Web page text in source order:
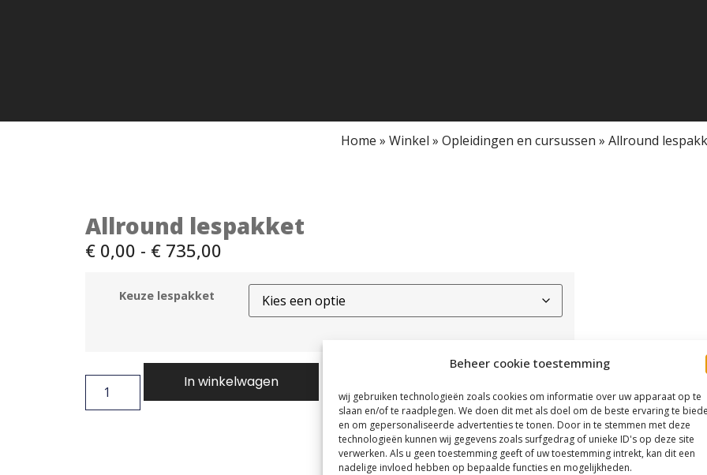
Beheer cookie toestemming
wij gebruiken technologieën zoals cookies om informatie over uw apparaat op te
slaan en/of te raadplegen. We doen dit met als doel om de beste ervaring te
en om gepersonaliseerde advertenties te tonen. Door in te stemmen met deze
technologieën kunnen wij gegevens zoals surfgedrag of unieke ID's op deze site
verwerken. Als u geen toestemming geeft of uw toestemming intrekt, kan dit een
nadelige invloed hebben op bepaalde functies en mogelijkheden.
Home » Winkel » Opleidingen en cursussen » Allround
Allround lespakket
€0,00 - €735,00
Keuze lespakket
In winkelwagen